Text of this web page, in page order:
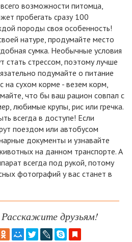
возможности питомца,
пробегать сразу 100
породы своя особенность!
натуре, продумайте место
сумка. Необычные условия
стать стрессом, поэтому лучше
подумайте о питание
на сухом корме - везем корм,
что бы ваш рацион совпал с
любимые крупы, рис или гречка.
всегда в доступе! Если
поездом или автобусом
документы и узнавайте
на данном транспорте. А
всегда под рукой, потому
фотографий у вас станет в
друзьям!